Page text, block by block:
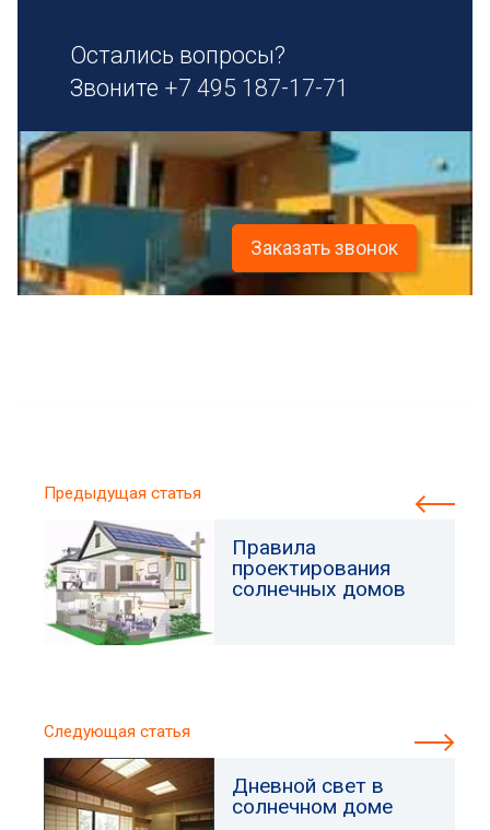
Остались вопросы?
Звоните +7 495 187-17-71
Заказать звонок
Предыдущая статья
Правила
проектирования
солнечных домов
Следующая статья
Дневной свет в
солнечном доме